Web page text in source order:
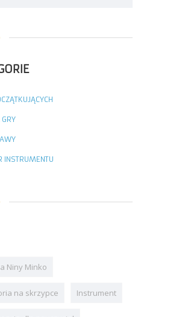
INSTRUMENTU
Niny Minko
na skrzypce Instrument